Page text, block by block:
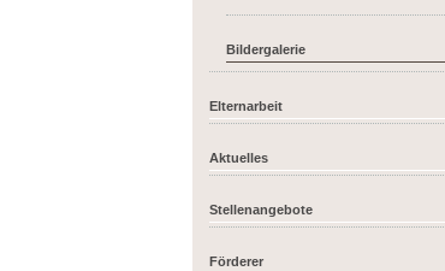
Bildergalerie
Elternarbeit
Aktuelles
Stellenangebote
Förderer